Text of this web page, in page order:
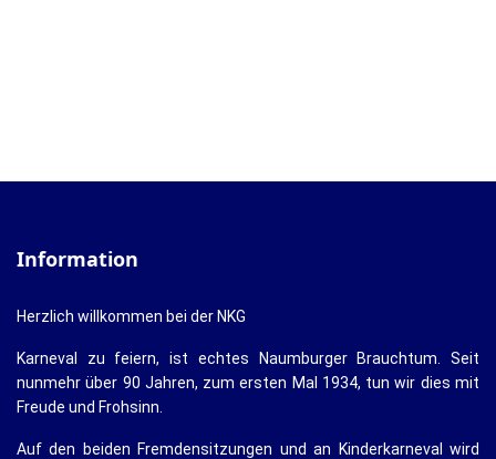
Information
Herzlich willkommen bei der NKG
Karneval zu feiern, ist echtes Naumburger Brauchtum. Seit
nunmehr über 90 Jahren, zum ersten Mal 1934, tun wir dies mit
Freude und Frohsinn.
Auf den beiden Fremdensitzungen und an Kinderkarneval wird